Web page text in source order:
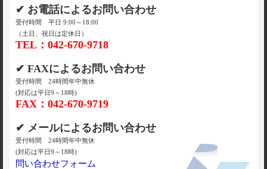
✔ お電話によるお問い合わせ
受付時間 平日 9:00～18:00
（土日、祝日は定休日）
TEL：042-670-9718
✔ FAXによるお問い合わせ
受付時間 24時間年中無休
(対応は平日9～18時)
FAX：042-670-9719
✔ メールによるお問い合わせ
受付時間 24時間年中無休
(対応は平日9～18時)
問い合わせフォーム